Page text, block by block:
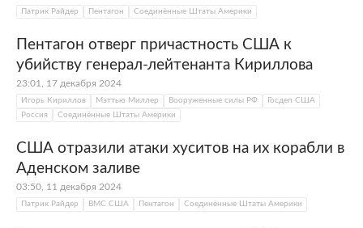
Патрик Райдер Пентагон Соединённые Штаты Америки
Пентагон отверг причастность США к
убийству генерал-лейтенанта Кириллова
23:01, 17 декабря 2024
Игорь Кириллов Мэттью Миллер Вооруженные силы РФ
Госдеп США
Россия
Соединённые Штаты Америки
США отразили атаки хуситов на их корабли в
Аденском заливе
03:50, 11 декабря 2024
Патрик Райдер ВМС США Пентагон Соединённые Штаты Америки